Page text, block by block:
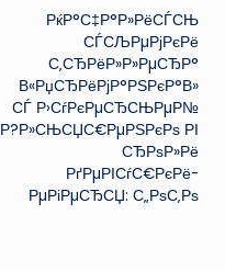
РќР°С‡Р°Р»РёСЃСЊ
СЃСЉРµРјРєРё
С‚СЂРёР»Р»РµСЂР°
В«РџСЂРёРјР°РЅРєР°В»
СЃ Р›СѓРєРµСЂСЊРµР№
Р?Р»СЊСЏС€РµРЅРєРѕ РІ
СЂРѕР»Рё
РґРµРІСѓС€РєРё-
РµРіРµСЂСЏ: С„РѕС‚Рѕ